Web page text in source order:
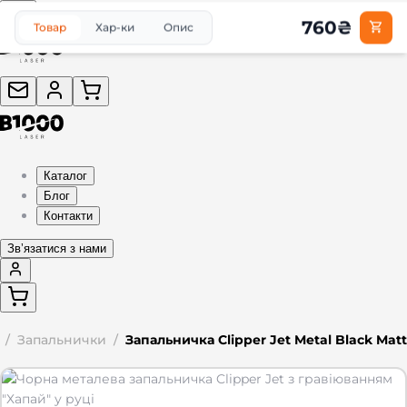
Каталог
Блог
Контакти
Звʼязатися з нами
/ Запальнички / Запальничка Clipper Jet Metal Black Matt
Товар Хар-ки Опис 760₴